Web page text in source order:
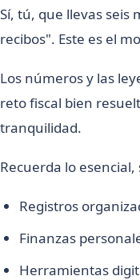
Sí, tú, que llevas seis
recibos". Este es el
Los números y las
reto fiscal bien
tranquilidad.
Recuerda lo
Registros
Finanzas
Herramientas